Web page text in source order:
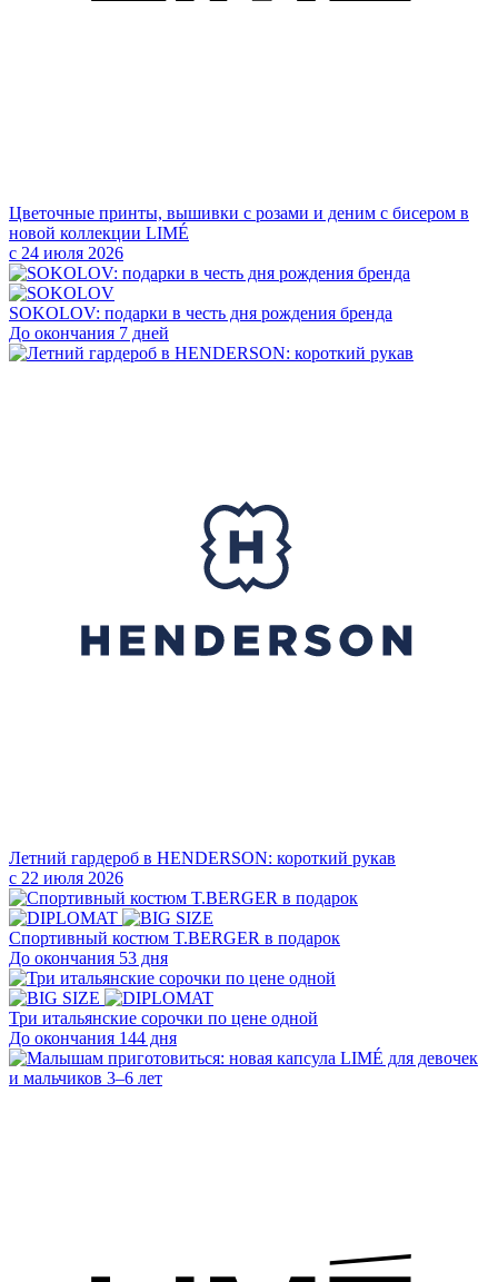
Цветочные принты, вышивки с розами и деним с бисером в
новой коллекции LIMÉ
с 24 июля 2026
SOKOLOV: подарки в честь дня рождения бренда
До окончания 7 дней
Летний гардероб в HENDERSON: короткий рукав
с 22 июля 2026
Cпортивный костюм T.BERGER в подарок
До окончания 53 дня
Три итальянские сорочки по цене одной
До окончания 144 дня